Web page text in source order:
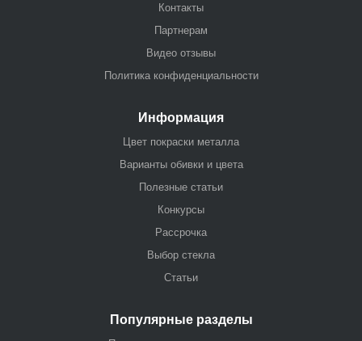
Контакты
Партнерам
Видео отзывы
Политика конфиденциальности
Информация
Цвет покраски металла
Варианты обивки и цвета
Полезные статьи
Конкурсы
Рассрочка
Выбор стекла
Статьи
Популярные разделы